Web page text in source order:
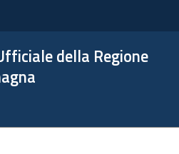
della Regione